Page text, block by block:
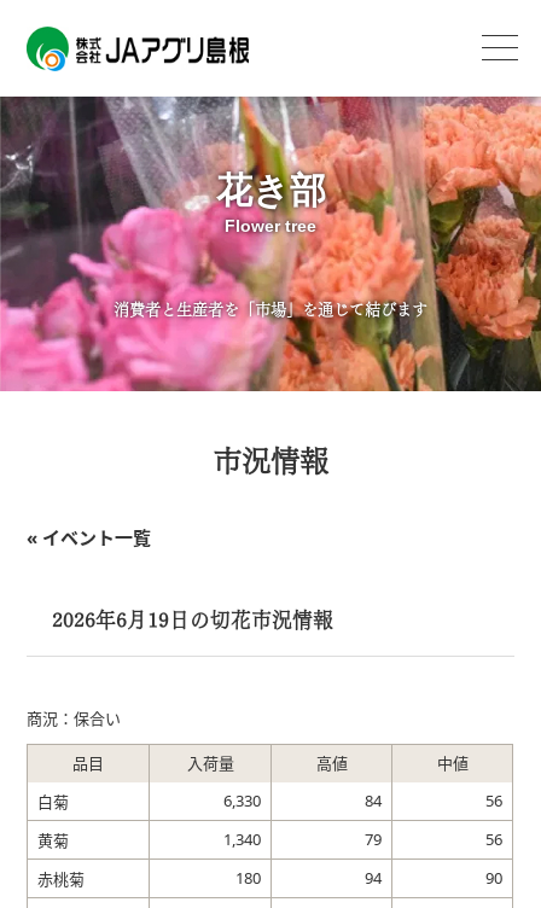
花き部
Flower tree
消費者と生産者を「市場」を通じて結びます
市況情報
« イベント一覧
2026年6月19日の切花市況情報
商況：保合い
品目 入荷量 高値
中値
白菊
6,330 84
56
黄菊
1,340 79
56
赤桃菊
180 94
90